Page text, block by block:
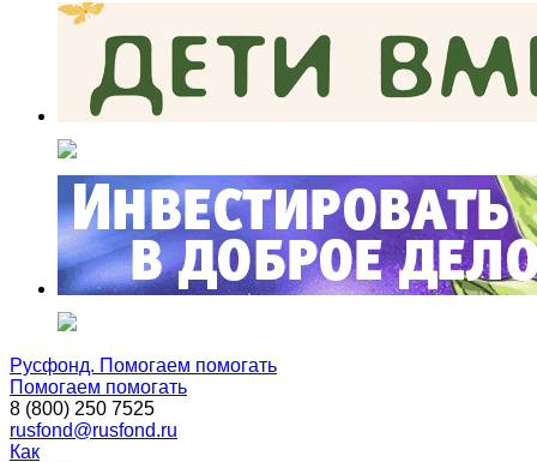
Русфонд. Помогаем помогать
Помогаем помогать
8 (800) 250 7525
rusfond@rusfond.ru
Как